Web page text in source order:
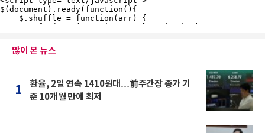
많이 본 뉴스
1
환율, 2일 연속 1410원대…前주간장 종가 기
준 10개월 만에 최저